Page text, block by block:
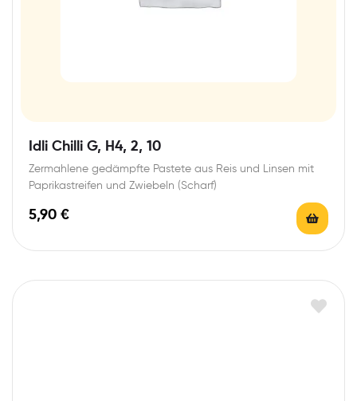
Idli Chilli G, H4, 2, 10
Zermahlene gedämpfte Pastete aus Reis und Linsen mit
Paprikastreifen und Zwiebeln (Scharf)
5,90 €